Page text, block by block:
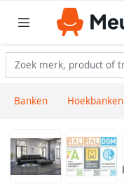
Banken Hoekbanken